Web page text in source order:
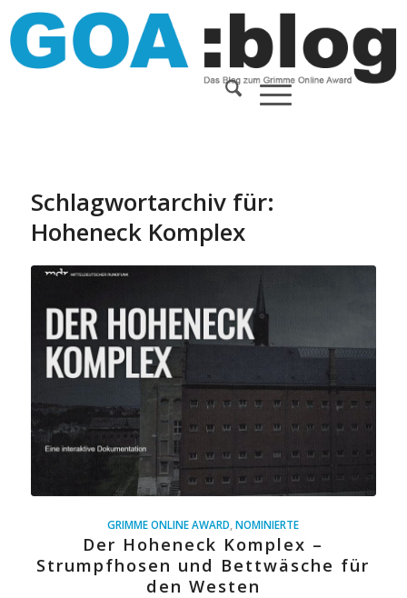
Schlagwortarchiv für:
Hoheneck Komplex
GRIMME ONLINE AWARD ,NOMINIERTE
Der Hoheneck Komplex –
Strumpfhosen und Bettwäsche für
den Westen